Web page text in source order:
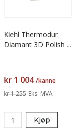
Kiehl Thermodur
Diamant 3D Polish 5
kr 1 004 /kanne
kr 1 255 Eks. MVA
Kjøp